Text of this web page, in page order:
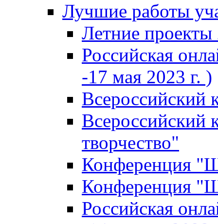
Лучшие работы
Летние проекты
Российская
-17 мая 2023 г. )
Всероссийский
Всероссийский
творчество"
Конференция
Конференция
Российская